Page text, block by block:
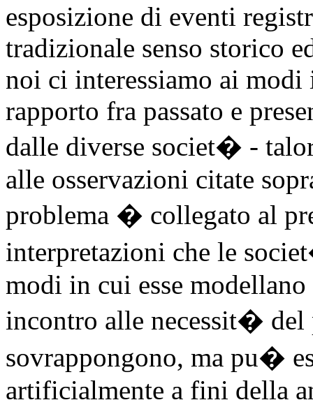
esposizione di eventi
tradizionale senso storico
noi ci interessiamo ai
rapporto fra passato e
dalle diverse societ� -
alle osservazioni citate
problema � collegato al
interpretazioni che le
modi in cui esse
incontro alle necessit� del
sovrappongono, ma pu�
artificialmente a fini della